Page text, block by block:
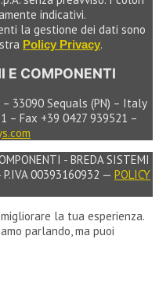
indicativi.
la gestione dei dati sono
Policy Privacy.
E COMPONENTI
– 33090 Sequals (PN) – Italy
– Fax +39 0427 939521 –
- BREDA SISTEMI
P.IVA 00393160932 — POLICY
la tua esperienza.
parlando, ma puoi